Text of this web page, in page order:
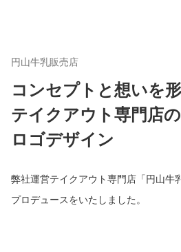
円山牛乳販売店
コンセプトと想いを形
テイクアウト専門店の
ロゴデザイン
弊社運営テイクアウト専門店「円山牛
プロデュースをいたしました。